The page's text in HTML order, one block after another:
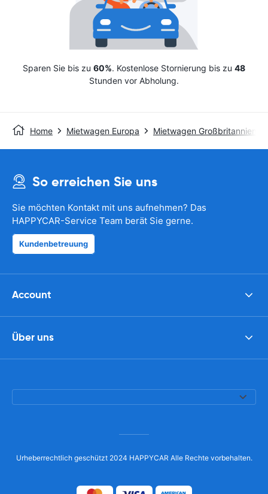
Sparen Sie bis zu 60%. Kostenlose Stornierung bis zu 48
Stunden vor Abholung.
Home Mietwagen Europa Mietwagen Großbritannien
So erreichen Sie uns
Sie möchten Kontakt mit uns aufnehmen? Das
HAPPYCAR-Service Team berät Sie gerne.
Kundenbetreuung
Account
Über uns
Urheberrechtlich geschützt 2024 HAPPYCAR Alle Rechte vorbehalten.